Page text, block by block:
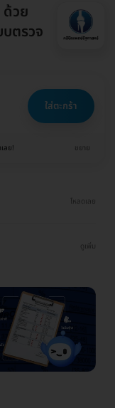
ด้วย
ตรวจ
ใส่ตะกร้า
ลย! ขยาย
โหลดเลย
ดูเพิ่ม